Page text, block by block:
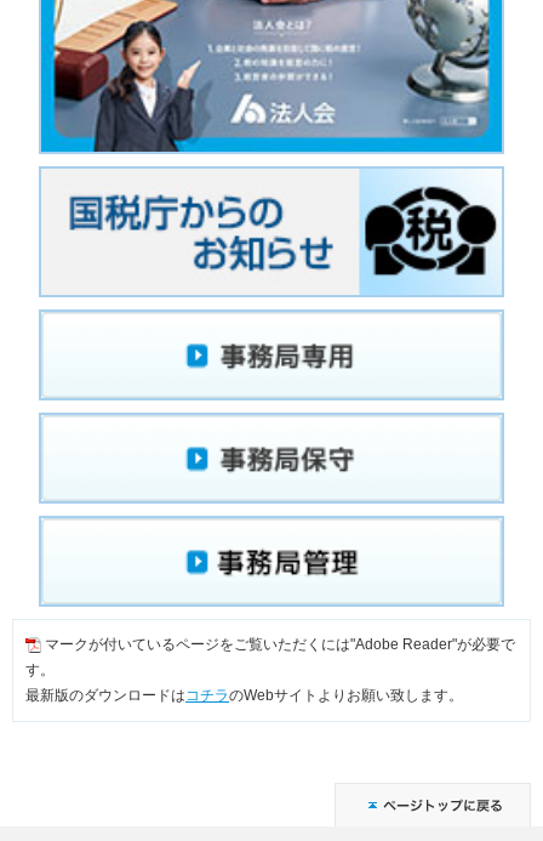
マークが付いているページをご覧いただくには"Adobe Reader"が必要で
す。
最新版のダウンロードはコチラのWebサイトよりお願い致します。